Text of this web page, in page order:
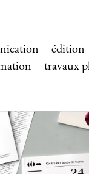
édition
travaux